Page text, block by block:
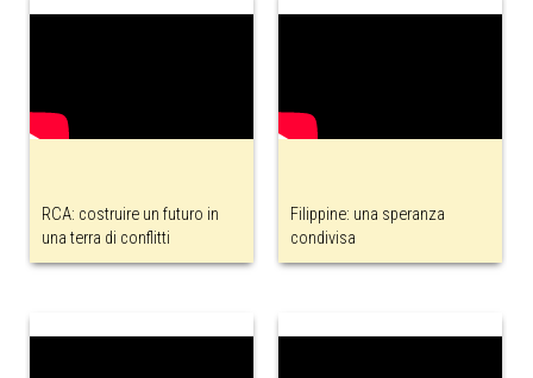
RCA: costruire un futuro in
una terra di conflitti
Filippine: una speranza
condivisa